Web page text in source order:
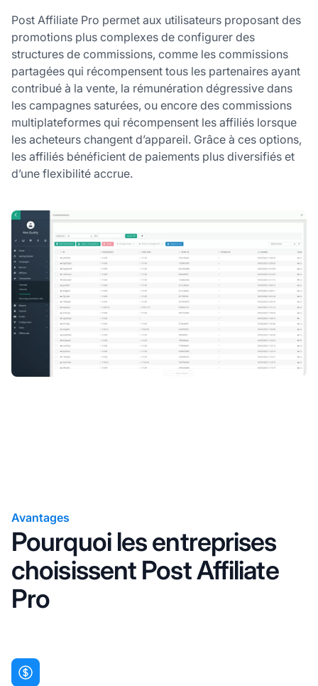
Post Affiliate Pro permet aux utilisateurs proposant des
promotions plus complexes de configurer des
structures de commissions, comme les commissions
partagées qui récompensent tous les partenaires ayant
contribué à la vente, la rémunération dégressive dans
les campagnes saturées, ou encore des commissions
multiplateformes qui récompensent les affiliés lorsque
les acheteurs changent d’appareil. Grâce à ces options,
les affiliés bénéficient de paiements plus diversifiés et
d’une flexibilité accrue.
Avantages
Pourquoi les entreprises
choisissent Post Affiliate
Pro